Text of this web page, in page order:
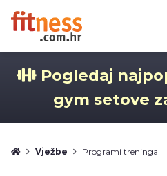
Pogledaj
gym setove
Vježbe Programi treninga